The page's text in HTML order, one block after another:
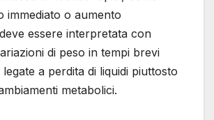
immediato o aumento
essere interpretata con
di peso in tempi brevi
a perdita di liquidi piuttosto
metabolici.